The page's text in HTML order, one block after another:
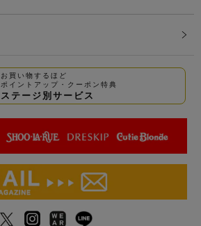
お買い物するほど
ポイントアップ・クーポン特典
ステージ別サービス